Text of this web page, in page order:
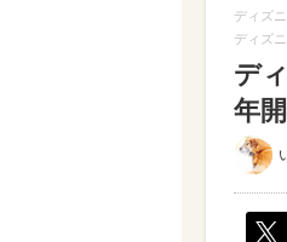
ディズ
ディズ
デ
年